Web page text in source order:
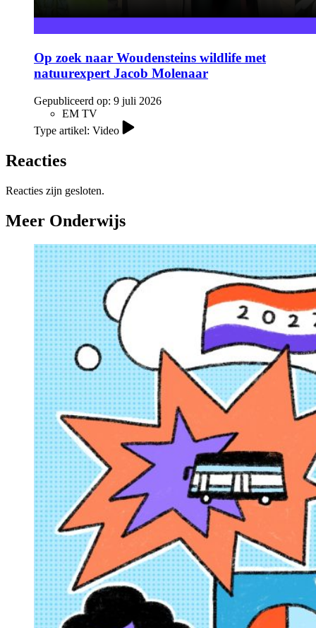
Op zoek naar Woudensteins wildlife met
natuurexpert Jacob Molenaar
Gepubliceerd op: 9 juli 2026
EM TV
Type artikel: Video
Reacties
Reacties zijn gesloten.
Meer Onderwijs